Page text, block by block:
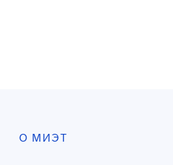
О МИЭТ